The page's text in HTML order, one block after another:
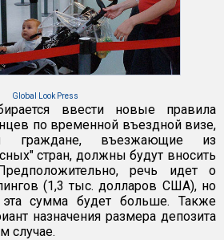
Global Look Press
ввести новые правила
по временной въездной визе,
граждане, въезжающие из
стран, должны будут вносить
речь идет о
(1,3 тыс. долларов США), но
сумма будет больше. Также
назначения размера депозита
случае.